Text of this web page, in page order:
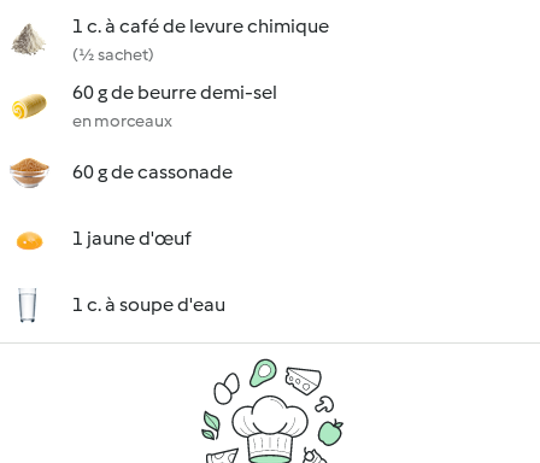
1 c. à café de levure chimique
(½ sachet)
60 g de beurre demi-sel
en morceaux
60 g de cassonade
1 jaune d'œuf
1 c. à soupe d'eau